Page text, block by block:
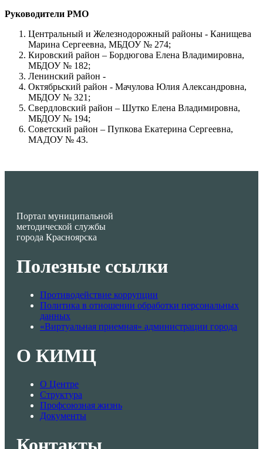
Руководители РМО
Центральный и Железнодорожный районы - Канищева
Марина Сергеевна, МБДОУ № 274;
Кировский район – Бордюгова Елена Владимировна,
МБДОУ № 182;
Ленинский район -
Октябрьский район - Мачулова Юлия Александровна,
МБДОУ № 321;
Свердловский район – Шутко Елена Владимировна,
МБДОУ № 194;
Советский район – Пупкова Екатерина Сергеевна,
МАДОУ № 43.
Портал муниципальной
методической службы
города Красноярска
Полезные ссылки
Противодействие коррупции
Политика в отношении обработки персональных
данных
«Виртуальная приемная» администрации города
О КИМЦ
О Центре
Структура
Профсоюзная жизнь
Документы
Контакты